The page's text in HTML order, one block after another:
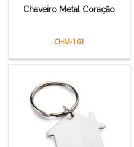
Chaveiro Metal Coração
CHM-161